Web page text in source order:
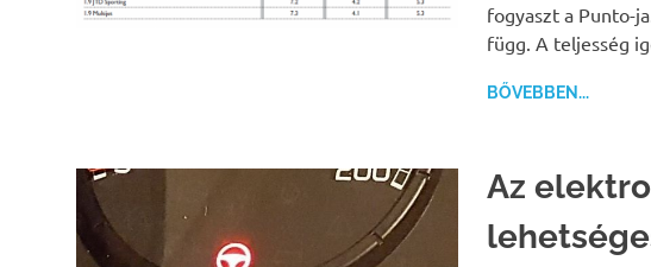
fogyaszt a Punto-
függ. A teljesség
BŐVEBBEN...
Az